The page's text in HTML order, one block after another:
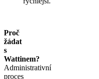
Proč
žádat
s
Wattinem?
Administrativní
proces